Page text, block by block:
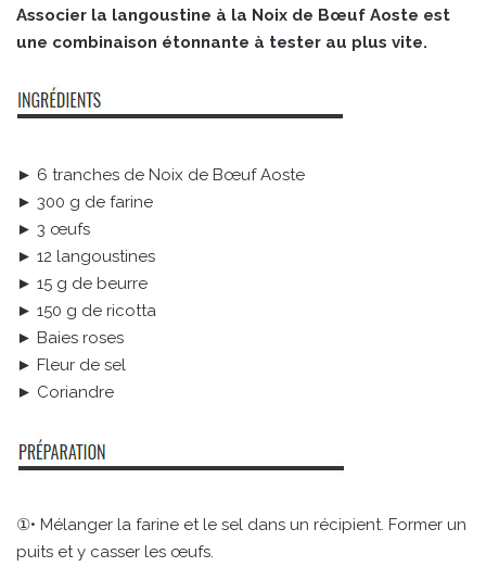
Associer la langoustine à la Noix de Bœuf Aoste est
une combinaison étonnante à tester au plus vite.
► 6 tranches de Noix de Bœuf Aoste
► 300 g de farine
► 3 œufs
► 12 langoustines
► 15 g de beurre
► 150 g de ricotta
► Baies roses
► Fleur de sel
► Coriandre
①• Mélanger la farine et le sel dans un récipient. Former un
puits et y casser les œufs.